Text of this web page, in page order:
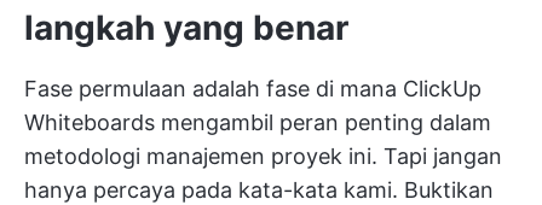
langkah yang benar
Fase permulaan adalah fase di mana ClickUp
Whiteboards mengambil peran penting dalam
metodologi manajemen proyek ini. Tapi jangan
hanya percaya pada kata-kata kami. Buktikan